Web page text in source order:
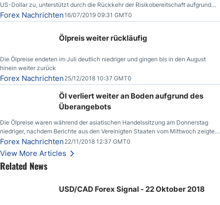
US-Dollar zu, unterstützt durch die Rückkehr der Risikobereitschaft aufgrund
der Nachricht,
Forex Nachrichten16/07/2019 09:31 GMT0
Ölpreis weiter rückläufig
Die Ölpreise endeten im Juli deutlich niedriger und gingen bis in den August
hinein weiter zurück
Forex Nachrichten 25/12/2018 10:37 GMT0
Öl verliert weiter an Boden aufgrund des
Überangebots
Die Ölpreise waren während der asiatischen Handelssitzung am Donnerstag
niedriger, nachdem Berichte aus den Vereinigten Staaten vom Mittwoch zeigten,
dass die US-Rohöllagerbestände den höchsten Stand seit Dezember 2017
erreichten.
Forex Nachrichten 22/11/2018 12:37 GMT0
View More Articles
Related News
USD/CAD Forex Signal - 22 Oktober 2018